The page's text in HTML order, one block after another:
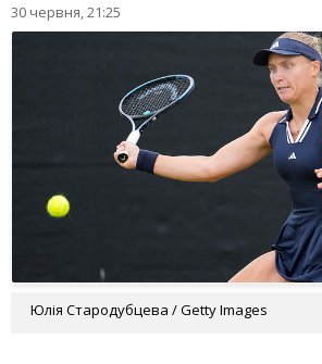
30 червня, 21:25
Юлія Стародубцева / Getty Images